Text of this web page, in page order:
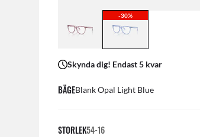
-30%
Skynda dig! Endast 5 kvar
BÄGEBlank Opal Light Blue
STORLEK54-16